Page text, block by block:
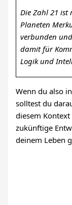
Die Zahl 21 ist
Planeten
verbunden
damit für
Logik und
Wenn du also
solltest du
diesem
zukünftige
deinem Leben